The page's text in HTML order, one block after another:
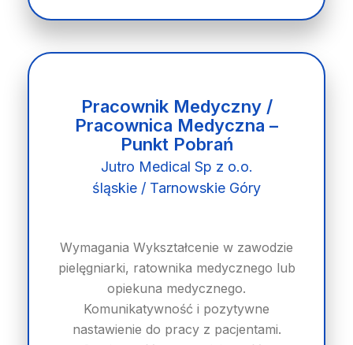
Pracownik Medyczny /
Pracownica Medyczna –
Punkt Pobrań
Jutro Medical Sp z o.o.
śląskie / Tarnowskie Góry
Wymagania Wykształcenie w zawodzie
pielęgniarki, ratownika medycznego lub
opiekuna medycznego.
Komunikatywność i pozytywne
nastawienie do pracy z pacjentami.